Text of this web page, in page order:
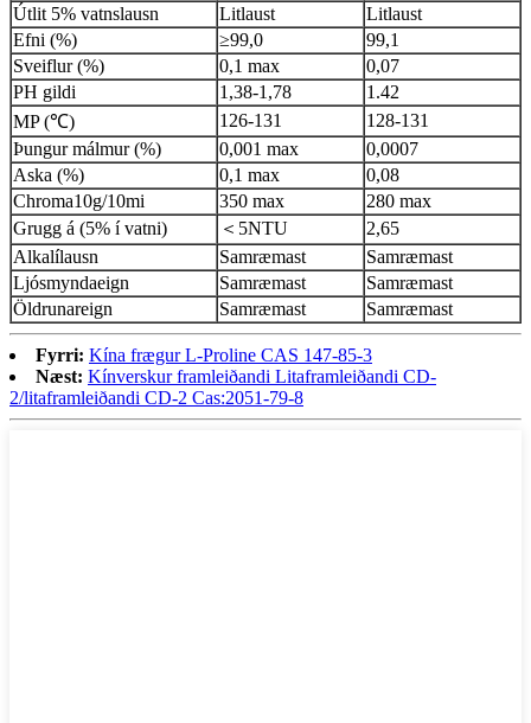
Útlit 5% vatnslausn
Litlaust
Litlaust
Efni (%)
≥99,0
99,1
Sveiflur (%)
0,1 max
0,07
PH gildi
1,38-1,78
1.42
MP (℃)
126-131
128-131
Þungur málmur (%)
0,001 max
0,0007
Aska (%)
0,1 max
0,08
Chroma10g/10mi
350 max
280 max
Grugg á (5% í vatni)
＜5NTU
2,65
Alkalílausn
Samræmast
Samræmast
Ljósmyndaeign
Samræmast
Samræmast
Öldrunareign
Samræmast Samræmast
Fyrri: Kína frægur L-Proline CAS 147-85-3
Næst: Kínverskur framleiðandi Litaframleiðandi CD-
2/litaframleiðandi CD-2 Cas:2051-79-8